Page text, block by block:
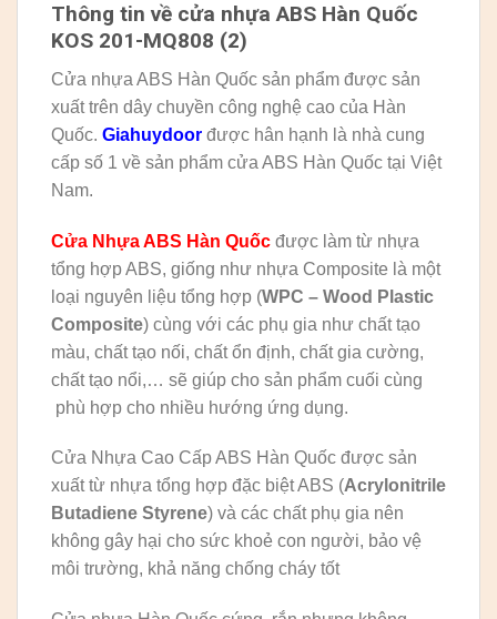
Thông tin về cửa nhựa ABS Hàn Quốc
KOS 201-MQ808 (2)
Cửa nhựa ABS Hàn Quốc sản phẩm được sản
xuất trên dây chuyền công nghệ cao của Hàn
Quốc. Giahuydoor được hân hạnh là nhà cung
cấp số 1 về sản phẩm cửa ABS Hàn Quốc tại Việt
Nam.
Cửa Nhựa ABS Hàn Quốc được làm từ nhựa
tổng hợp ABS, giống như nhựa Composite là một
loại nguyên liệu tổng hợp (WPC – Wood Plastic
Composite) cùng với các phụ gia như chất tạo
màu, chất tạo nối, chất ổn định, chất gia cường,
chất tạo nổi,… sẽ giúp cho sản phẩm cuối cùng
phù hợp cho nhiều hướng ứng dụng.
Cửa Nhựa Cao Cấp ABS Hàn Quốc được sản
xuất từ nhựa tổng hợp đặc biệt ABS (Acrylonitrile
Butadiene Styrene) và các chất phụ gia nên
không gây hại cho sức khoẻ con người, bảo vệ
môi trường, khả năng chống cháy tốt